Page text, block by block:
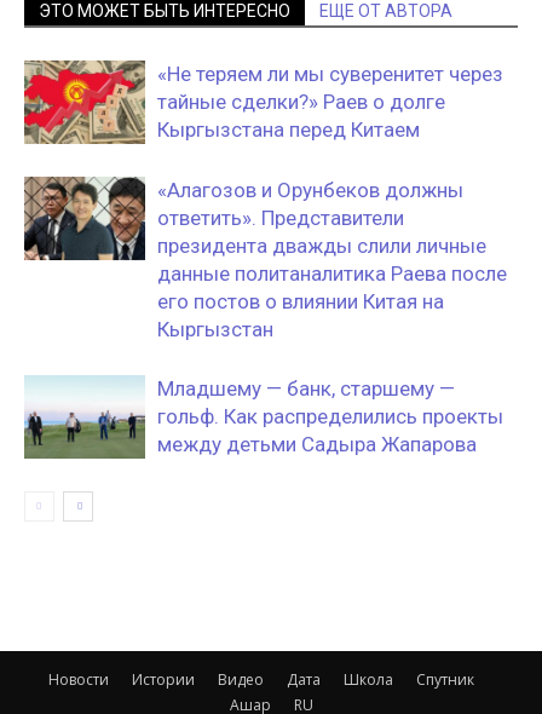
ЭТО МОЖЕТ БЫТЬ ИНТЕРЕСНО ЕЩЕ ОТ АВТОРА
«Не теряем ли мы суверенитет через
тайные сделки?» Раев о долге
Кыргызстана перед Китаем
«Алагозов и Орунбеков должны
ответить». Представители
президента дважды слили личные
данные политаналитика Раева после
его постов о влиянии Китая на
Кыргызстан
Младшему — банк, старшему —
гольф. Как распределились проекты
между детьми Садыра Жапарова
Новости Истории Видео Дата Школа
Спутник
Ашар
RU